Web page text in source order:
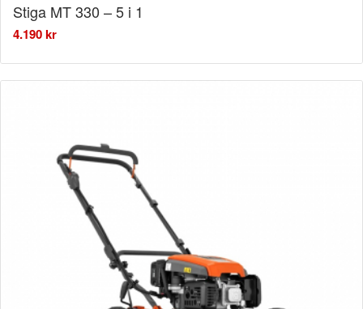
Stiga MT 330 – 5 i 1
4.190kr